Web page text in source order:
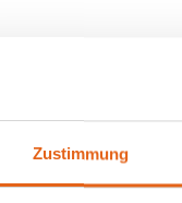
Zustimmung